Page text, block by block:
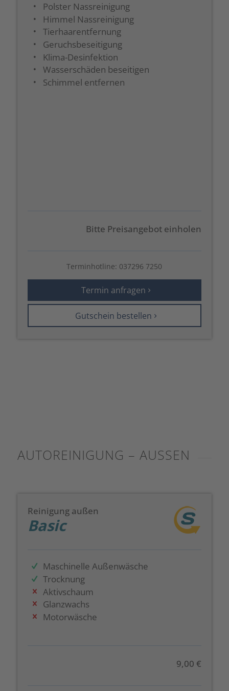
Polster Nassreinigung
Himmel Nassreinigung
Tierhaarentfernung
Geruchsbeseitigung
Klima-Desinfektion
Wasserschäden beseitigen
Schimmel entfernen
Bitte Preisangebot einholen
Terminhotline: 037296 7250
Termin anfragen
Gutschein bestellen
AUTOREINIGUNG – AUSSEN
Reinigung außen
Basic
Maschinelle Außenwäsche
Trocknung
Aktivschaum
Glanzwachs
Motorwäsche
9,00 €